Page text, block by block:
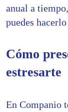
anual a
puedes
Cómo
estresarte
En Companio